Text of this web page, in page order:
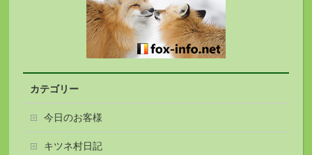
カテゴリー
今日のお客様
キツネ村日記